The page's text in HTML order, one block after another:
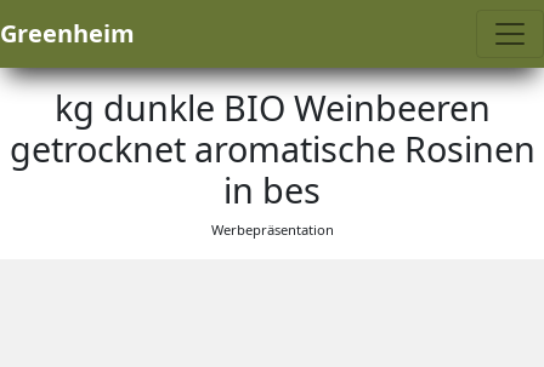
Greenheim
kg dunkle BIO Weinbeeren
getrocknet aromatische Rosinen
in bes
Werbepräsentation